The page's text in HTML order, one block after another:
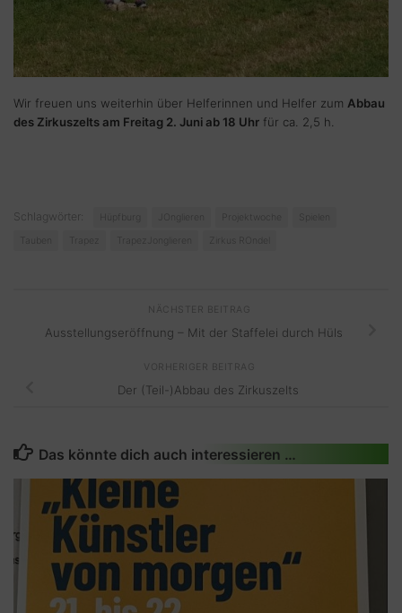
Wir freuen uns weiterhin über Helferinnen und Helfer zum Abbau
des Zirkuszelts am Freitag 2. Juni ab 18 Uhr für ca. 2,5 h.
Schlagwörter: Projektwoche
Trapez TrapezJonglieren
NÄCHSTER BEITRAG
Ausstellungseröffnung – Mit der Staffelei durch Hüls
VORHERIGER BEITRAG
Der (Teil-)Abbau des Zirkuszelts
Das könnte dich auch interessieren …